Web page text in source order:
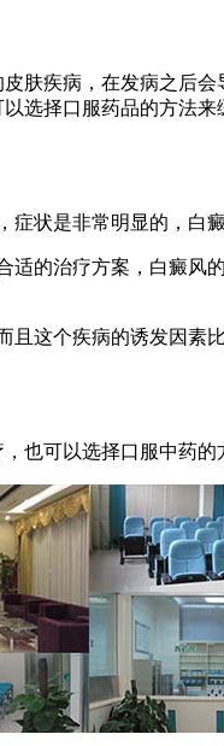
肤疾病，在发病之后
选择口服药品的方法
状是非常明显的，白
适的治疗方案，白癜
且这个疾病的诱发因
也可以选择口服中药